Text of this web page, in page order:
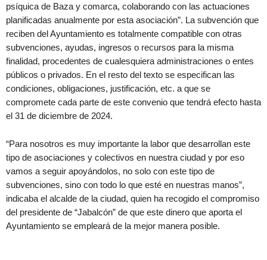
psíquica de Baza y comarca, colaborando con las actuaciones
planificadas anualmente por esta asociación”. La subvención que
reciben del Ayuntamiento es totalmente compatible con otras
subvenciones, ayudas, ingresos o recursos para la misma
finalidad, procedentes de cualesquiera administraciones o entes
públicos o privados. En el resto del texto se especifican las
condiciones, obligaciones, justificación, etc. a que se
compromete cada parte de este convenio que tendrá efecto hasta
el 31 de diciembre de 2024.
“Para nosotros es muy importante la labor que desarrollan este
tipo de asociaciones y colectivos en nuestra ciudad y por eso
vamos a seguir apoyándolos, no solo con este tipo de
subvenciones, sino con todo lo que esté en nuestras manos”,
indicaba el alcalde de la ciudad, quien ha recogido el compromiso
del presidente de “Jabalcón” de que este dinero que aporta el
Ayuntamiento se empleará de la mejor manera posible.